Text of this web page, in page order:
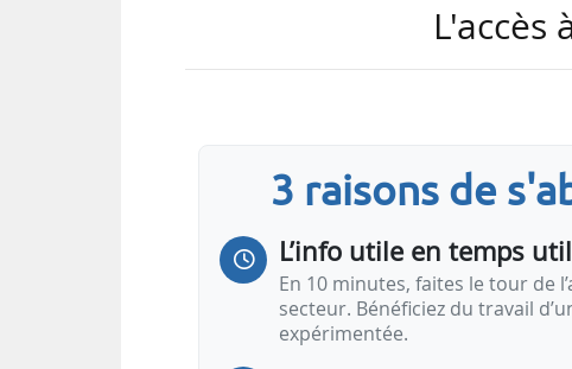
L’étude, intitulée « Pourquoi les
pourraient être économisés sur
L'accès
3 raisons de
L’info utile en temps
En 10 minutes, faites le tour de
secteur. Bénéficiez du travail
expérimentée.